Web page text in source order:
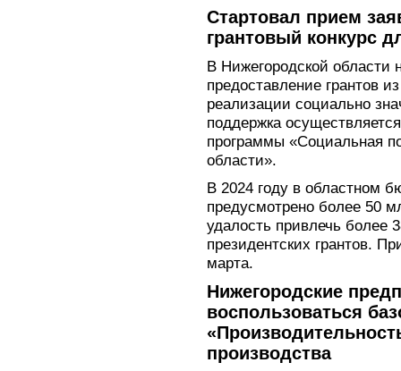
Стартовал прием
грантовый конкурс
В Нижегородской области
предоставление грантов
реализации социально
поддержка
программы «Социальная
области».
В 2024 году в областном
предусмотрено более 50
удалость привлечь более
президентских грантов.
марта.
Нижегородские
воспользоваться
производства